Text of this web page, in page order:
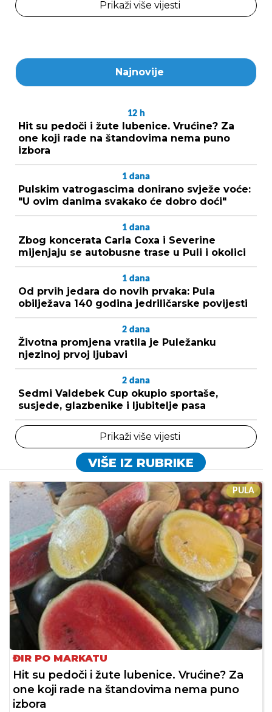
Prikaži više vijesti
Najnovije
12 h
Hit su pedoči i žute lubenice. Vrućine? Za
one koji rade na štandovima nema puno
izbora
1 dana
Pulskim vatrogascima donirano svježe voće:
"U ovim danima svakako će dobro doći"
1 dana
Zbog koncerata Carla Coxa i Severine
mijenjaju se autobusne trase u Puli i okolici
1 dana
Od prvih jedara do novih prvaka: Pula
obilježava 140 godina jedriličarske povijesti
2 dana
Životna promjena vratila je Puležanku
njezinoj prvoj ljubavi
2 dana
Sedmi Valdebek Cup okupio sportaše,
susjede, glazbenike i ljubitelje pasa
Prikaži više vijesti
VIŠE IZ RUBRIKE
PULA
ĐIR PO MARKATU
Hit su pedoči i žute lubenice. Vrućine? Za
one koji rade na štandovima nema puno
izbora